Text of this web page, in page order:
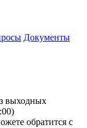
Документы
выходных
обратится с